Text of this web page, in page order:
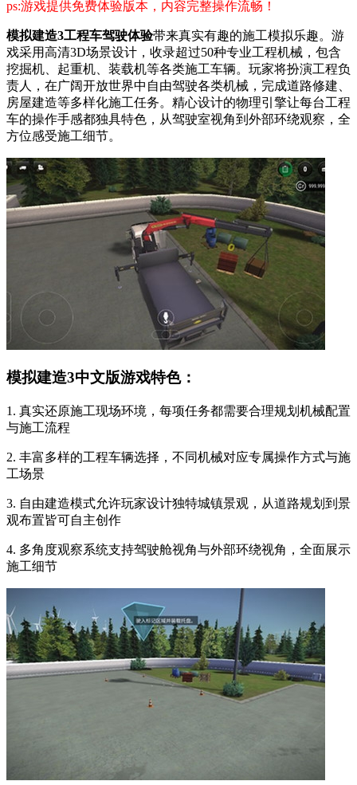
ps:游戏提供免费体验版本，内容完整操作流畅！
模拟建造3工程车驾驶体验带来真实有趣的施工模拟乐趣。游
戏采用高清3D场景设计，收录超过50种专业工程机械，包含
挖掘机、起重机、装载机等各类施工车辆。玩家将扮演工程负
责人，在广阔开放世界中自由驾驶各类机械，完成道路修建、
房屋建造等多样化施工任务。精心设计的物理引擎让每台工程
车的操作手感都独具特色，从驾驶室视角到外部环绕观察，全
方位感受施工细节。
模拟建造3中文版游戏特色：
1. 真实还原施工现场环境，每项任务都需要合理规划机械配置
与施工流程
2. 丰富多样的工程车辆选择，不同机械对应专属操作方式与施
工场景
3. 自由建造模式允许玩家设计独特城镇景观，从道路规划到景
观布置皆可自主创作
4. 多角度观察系统支持驾驶舱视角与外部环绕视角，全面展示
施工细节